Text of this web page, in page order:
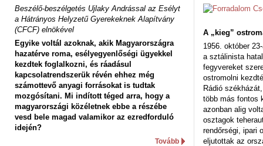
Beszélő-beszélgetés Ujlaky Andrással az Esélyt
a Hátrányos Helyzetű Gyerekeknek Alapítvány
(CFCF) elnökével
Egyike voltál azoknak, akik Magyarországra
hazatérve roma, esélyegyenlőségi ügyekkel
kezdtek foglalkozni, és ráadásul
kapcsolatrendszerük révén ehhez még
számottevő anyagi forrásokat is tudtak
mozgósítani. Mi indított téged arra, hogy a
magyarországi közéletnek ebbe a részébe
vesd bele magad valamikor az ezredforduló
idején?
Tovább
A „kieg”
1956. október
a sztálinista
fegyvereket
ostromolni
Rádió
több más fontos
azonban alig
osztagok
rendőrségi, ipari
eljutottak az